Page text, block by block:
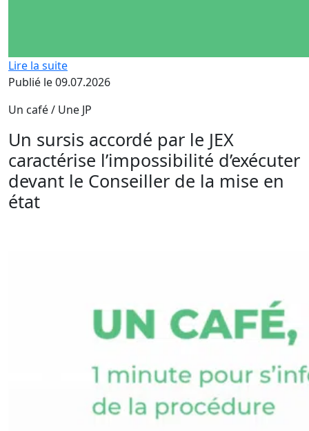
Lire la suite
Publié le 09.07.2026
Un café / Une JP
Un sursis accordé par le JEX
caractérise l’impossibilité d’exécuter
devant le Conseiller de la mise en
état